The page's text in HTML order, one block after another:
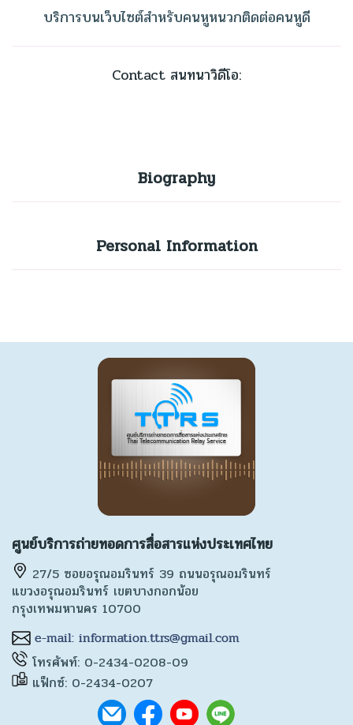
บริการบนเว็บไซต์สำหรับคนหูหนวกติดต่อคนหูดี
Contact สนทนาวิดีโอ:
Biography
Personal Information
ศูนย์บริการถ่ายทอดการสื่อสารแห่งประเทศไทย
27/5 ซอยอรุณอมรินทร์ 39 ถนนอรุณอมรินทร์
แขวงอรุณอมรินทร์ เขตบางกอกน้อย
กรุงเทพมหานคร 10700
โทรศัพท์: 0-2434-0208-09
แฟ็กซ์: 0-2434-0207